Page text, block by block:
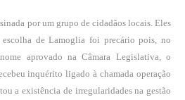
por um grupo de cidadãos locais. Eles
escolha de Lamoglia foi precáriopois, no
aprovado na Câmara Legislativa, o
inquérito ligado à chamada operação
a existência de irregularidades na gestão